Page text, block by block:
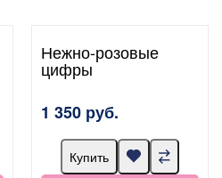
Нежно-розовые
цифры
1 350 руб.
Купить